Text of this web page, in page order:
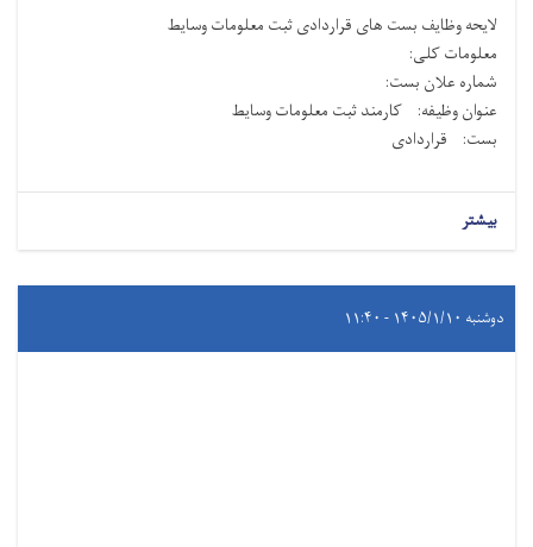
لایحه وظایف بست های قراردادی ثبت معلومات وسایط
معلومات کلی:
شماره علان بست:
عنوان وظیفه: کارمند ثبت معلومات وسایط
بست: قراردادی
بیشتر
دوشنبه ۱۴۰۵/۱/۱۰ - ۱۱:۴۰